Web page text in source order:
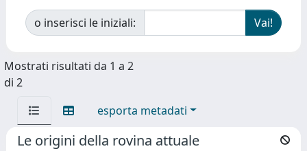
o inserisci le iniziali:
Mostrati risultati da 1 a 2
di 2
esporta metadati
Le origini della rovina attuale